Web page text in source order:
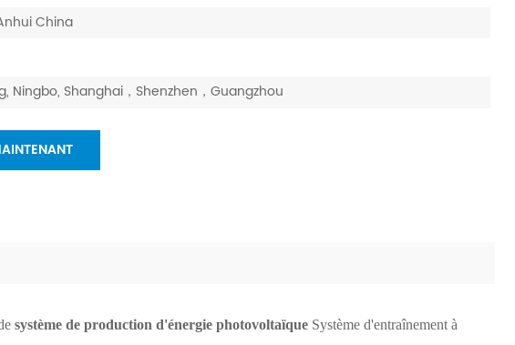
China
Ningbo, Shanghai，Shenzhen，Guangzhou
système de production d'énergie photovoltaïque Système d'entraînement à